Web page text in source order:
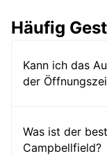
Häufig
Kann ich das
der
Was ist der
Campbellfield?